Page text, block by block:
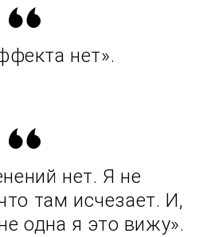
нет».
нет. Я не
там исчезает. И,
одна я это вижу».